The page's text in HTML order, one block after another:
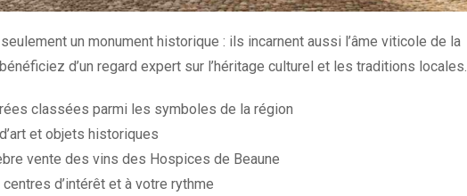
un monument historique : ils incarnent aussi l’âme viticole de la
d’un regard expert sur l’héritage culturel et les traditions locales.
classées parmi les symboles de la région
et objets historiques
vente des vins des Hospices de Beaune
d’intérêt et à votre rythme